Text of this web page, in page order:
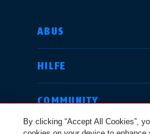
ABUS
HILFE
COMMUNITY
LAND AUSWÄHLEN
Deutschland
By clicking “Accept All Cookies”,